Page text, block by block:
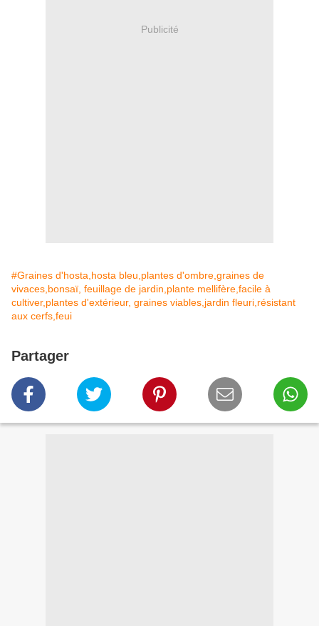
Publicité
#Graines d'hosta,hosta bleu,plantes d'ombre,graines de
vivaces,bonsaï, feuillage de jardin,plante mellifère,facile à
cultiver,plantes d'extérieur, graines viables,jardin fleuri,résistant
aux cerfs,feui
Partager